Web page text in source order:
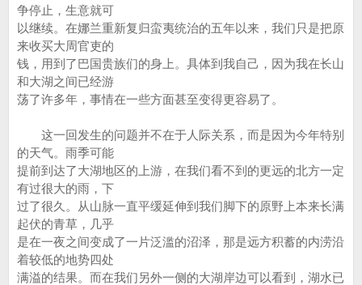
争停止，生意就可
以继续。在娜兰重新复归蛮夷统治的五年以来，我们只是把原
来收买大周官吏的
钱，用到了巴国贵族们的身上。具体到我自己，因为我在长山
和大湖之间已经游
荡了许多年，事情在一些方面甚至变得更容易了。
这一回发生的问题并不在于人际关系，而是因为今年特别
的天气。雨季可能
提前到达了大湖地区的上游，在我们看不到的更远的北方一定
有过很大的雨，下
过了很久。从山脉一直平缓延伸到我们脚下的原野上本来长满
起伏的青草，几乎
是在一夜之间变成了一片泛滥的沼泽，那是远方积蓄的内涝沿
着较低的地势四处
满溢的结果。而在我们另外一侧的大湖岸边可以看到，湖水已